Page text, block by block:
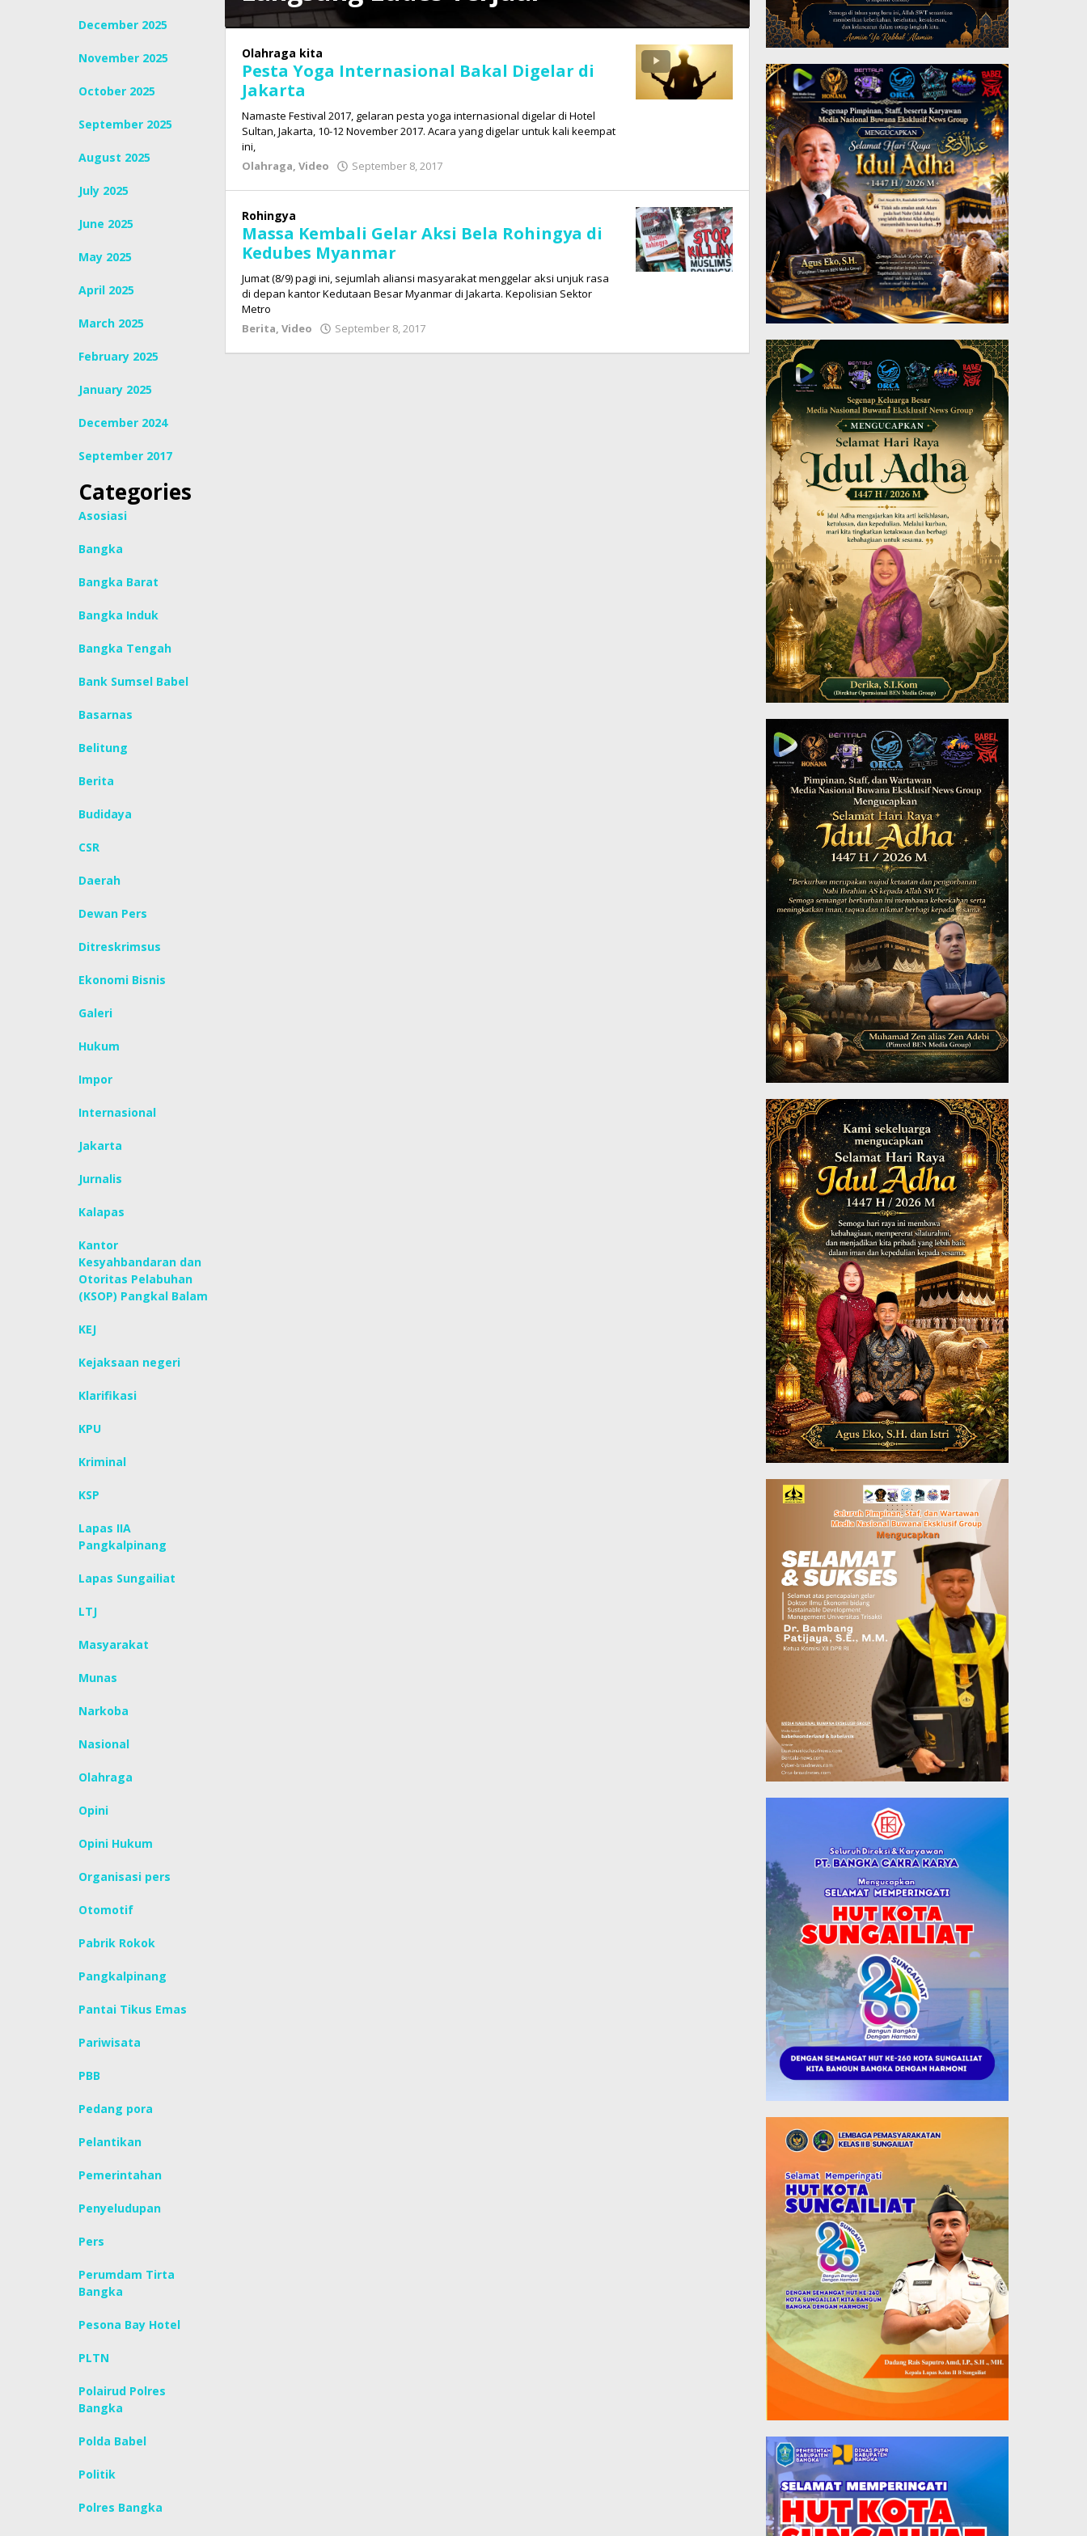
December 2025
November 2025
October 2025
September 2025
August 2025
July 2025
June 2025
May 2025
April 2025
March 2025
February 2025
January 2025
December 2024
September 2017
Categories
Asosiasi
Bangka
Bangka Barat
Bangka Induk
Bangka Tengah
Bank Sumsel Babel
Basarnas
Belitung
Berita
Budidaya
CSR
Daerah
Dewan Pers
Ditreskrimsus
Ekonomi Bisnis
Galeri
Hukum
Impor
Internasional
Jakarta
Jurnalis
Kalapas
Kantor
Kesyahbandaran dan
Otoritas Pelabuhan
(KSOP) Pangkal Balam
KEJ
Kejaksaan negeri
Klarifikasi
KPU
Kriminal
KSP
Lapas IIA
Pangkalpinang
Lapas Sungailiat
LTJ
Masyarakat
Munas
Narkoba
Nasional
Olahraga
Opini
Opini Hukum
Organisasi pers
Otomotif
Pabrik Rokok
Pangkalpinang
Pantai Tikus Emas
Pariwisata
PBB
Pedang pora
Pelantikan
Pemerintahan
Penyeludupan
Pers
Perumdam Tirta
Bangka
Pesona Bay Hotel
PLTN
Polairud Polres
Bangka
Polda Babel
Politik
Polres Bangka
Video
September
2017
Tim
Redaksi
Broad
Olahraga kita
Pesta Yoga Internasional Bakal Digelar di
Jakarta
Namaste Festival 2017, gelaran pesta yoga internasional digelar di Hotel
Sultan, Jakarta, 10-12 November 2017. Acara yang digelar untuk kali keempat
ini,
Olahraga,Video September 8, 2017
Broad
News
Rohingya
Massa Kembali Gelar Aksi Bela Rohingya di
Kedubes Myanmar
Jumat (8/9) pagi ini, sejumlah aliansi masyarakat menggelar aksi unjuk rasa
di depan kantor Kedutaan Besar Myanmar di Jakarta. Kepolisian Sektor
Metro
Berita,Video September 8, 2017